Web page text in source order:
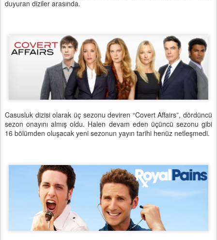
duyuran diziler arasında.
Casusluk dizisi olarak üç sezonu deviren “Covert Affairs”, dördüncü
sezon onayını almış oldu. Halen devam eden üçüncü sezonu gibi
16 bölümden oluşacak yeni sezonun yayın tarihi henüz netleşmedi.